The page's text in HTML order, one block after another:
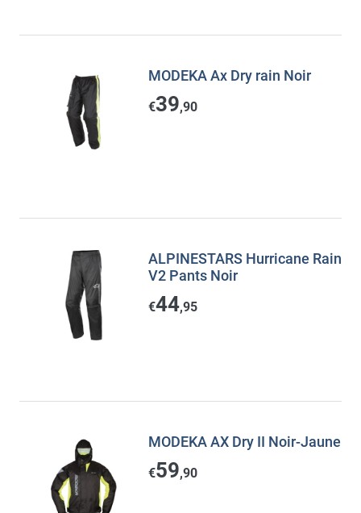
MODEKA Ax Dry rain Noir
€39,90
ALPINESTARS Hurricane Rain
V2 Pants Noir
€44,95
MODEKA AX Dry II Noir-Jaune
€59,90